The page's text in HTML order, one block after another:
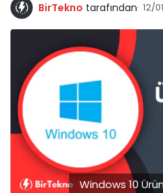
BirTekno tarafından 12/
Windows 10